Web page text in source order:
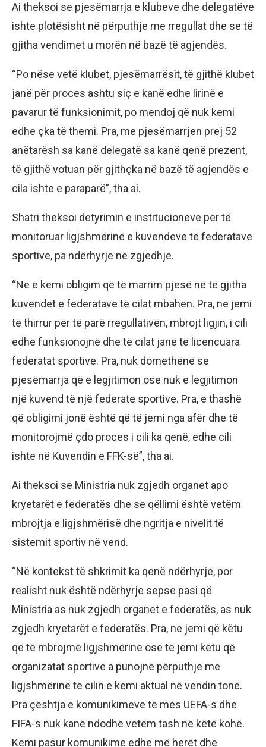
Ai theksoi se pjesëmarrja e klubeve dhe delegatëve
ishte plotësisht në përputhje me rregullat dhe se të
gjitha vendimet u morën në bazë të agjendës.
“Po nëse vetë klubet, pjesëmarrësit, të gjithë klubet
janë për proces ashtu siç e kanë edhe lirinë e
pavarur të funksionimit, po mendoj që nuk kemi
edhe çka të themi. Pra, me pjesëmarrjen prej 52
anëtarësh sa kanë delegatë sa kanë qenë prezent,
të gjithë votuan për gjithçka në bazë të agjendës e
cila ishte e paraparë”, tha ai.
Shatri theksoi detyrimin e institucioneve për të
monitoruar ligjshmërinë e kuvendeve të federatave
sportive, pa ndërhyrje në zgjedhje.
“Ne e kemi obligim që të marrim pjesë në të gjitha
kuvendet e federatave të cilat mbahen. Pra, ne jemi
të thirrur për të parë rregullativën, mbrojt ligjin, i cili
edhe funksionojnë dhe të cilat janë të licencuara
federatat sportive. Pra, nuk domethënë se
pjesëmarrja që e legjitimon ose nuk e legjitimon
një kuvend të një federate sportive. Pra, e thashë
që obligimi jonë është që të jemi nga afër dhe të
monitorojmë çdo proces i cili ka qenë, edhe cili
ishte në Kuvendin e FFK-së”, tha ai.
Ai theksoi se Ministria nuk zgjedh organet apo
kryetarët e federatës dhe se qëllimi është vetëm
mbrojtja e ligjshmërisë dhe ngritja e nivelit të
sistemit sportiv në vend.
“Në kontekst të shkrimit ka qenë ndërhyrje, por
realisht nuk është ndërhyrje sepse pasi që
Ministria as nuk zgjedh organet e federatës, as nuk
zgjedh kryetarët e federatës. Pra, ne jemi që këtu
që të mbrojmë ligjshmërinë ose të jemi këtu që
organizatat sportive a punojnë përputhje me
ligjshmërinë të cilin e kemi aktual në vendin tonë.
Pra çështja e komunikimeve të mes UEFA-s dhe
FIFA-s nuk kanë ndodhë vetëm tash në këtë kohë.
Kemi pasur komunikime edhe më herët dhe